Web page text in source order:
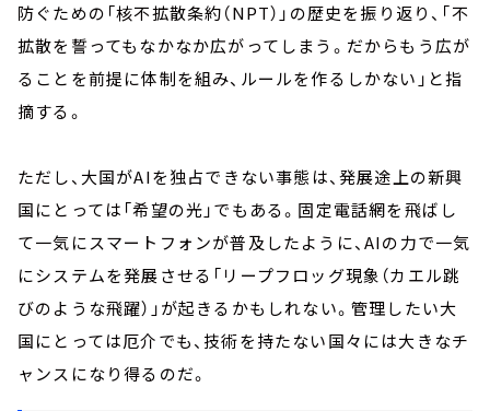
防ぐための「核不拡散条約（NPT）」の歴史を振り返り、「不
拡散を誓ってもなかなか広がってしまう。だからもう広が
ることを前提に体制を組み、ルールを作るしかない」と指
摘する。
ただし、大国がAIを独占できない事態は、発展途上の新興
国にとっては「希望の光」でもある。固定電話網を飛ばし
て一気にスマートフォンが普及したように、AIの力で一気
にシステムを発展させる「リープフロッグ現象（カエル跳
びのような飛躍）」が起きるかもしれない。管理したい大
国にとっては厄介でも、技術を持たない国々には大きなチ
ャンスになり得るのだ。